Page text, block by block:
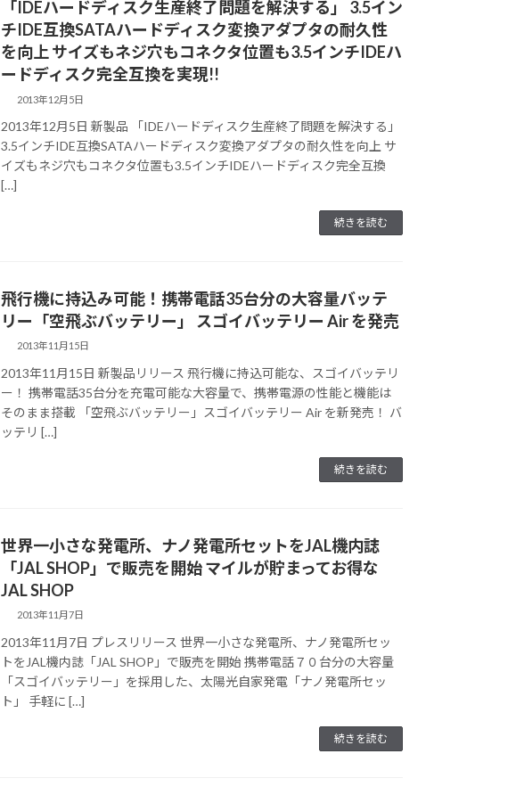
「IDEハードディスク生産終了問題を解決する」 3.5イン
チIDE互換SATAハードディスク変換アダプタの耐久性
を向上 サイズもネジ穴もコネクタ位置も3.5インチIDEハ
ードディスク完全互換を実現!!
2013年12月5日
2013年12月5日 新製品 「IDEハードディスク生産終了問題を解決する」
3.5インチIDE互換SATAハードディスク変換アダプタの耐久性を向上 サ
イズもネジ穴もコネクタ位置も3.5インチIDEハードディスク完全互換
[…]
続きを読む
飛行機に持込み可能！携帯電話35台分の大容量バッテ
リー「空飛ぶバッテリー」 スゴイバッテリー Air を発売
2013年11月15日
2013年11月15日 新製品リリース 飛行機に持込可能な、スゴイバッテリ
ー！ 携帯電話35台分を充電可能な大容量で、携帯電源の性能と機能は
そのまま搭載 「空飛ぶバッテリー」スゴイバッテリー Air を新発売！ バ
ッテリ […]
続きを読む
世界一小さな発電所、ナノ発電所セットをJAL機内誌
「JAL SHOP」で販売を開始 マイルが貯まってお得な
JAL SHOP
2013年11月7日
2013年11月7日 プレスリリース 世界一小さな発電所、ナノ発電所セッ
トをJAL機内誌「JAL SHOP」で販売を開始 携帯電話７０台分の大容量
「スゴイバッテリー」を採用した、太陽光自家発電「ナノ発電所セッ
ト」 手軽に […]
続きを読む